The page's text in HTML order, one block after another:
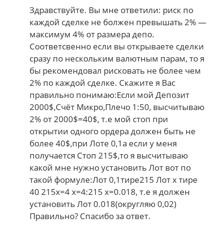
Здравствуйте. Вы мне ответили: риск по
каждой сделке не болжен превышать 2% —
максимум 4% от размера депо.
Соответсвенно если вы открываете сделки
сразу по нескольким валютным парам, то я
бы рекомендовал рисковать не более чем
2% по каждой сделке. Скажите я Вас
правильно понимаю:Если мой Депозит
2000$,Счёт Микро,Плечо 1:50, высчитываю
2% от 2000$=40$, т.е мой стоп при
открытии одного ордера должен быть не
более 40$,при Лоте 0,1а если у меня
получается Стоп 215$,то я высчитываю
какой мне нужно установить Лот вот по
такой формуле:Лот 0,1тире215 Лот x тире
40 215x=4 x=4:215 x=0.018, т.е я должен
установить Лот 0.018(округляю 0,02)
Правильно? Спасибо за ответ.